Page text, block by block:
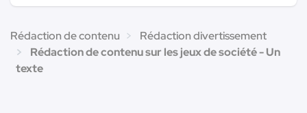
Rédaction de contenu
Rédaction divertissement
Rédaction de contenu sur les jeux de société - Un
texte